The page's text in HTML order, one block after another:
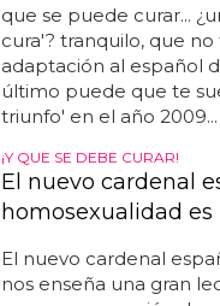
público para que
de disuasión"... él es
presidencia de ghana...
TEATRO GAY
dicen curar la
La sinopsis nos dice:
definitiva contra la
cura', micromusical gay
homosexualidad...